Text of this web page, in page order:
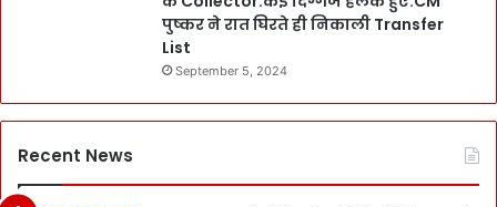
पुष्कर ने रात घिरते ही निकाली Transfer
List
September 5, 2024
Recent News